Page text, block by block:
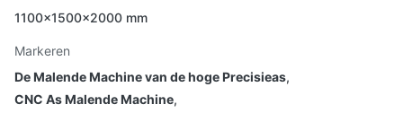
1100×1500×2000 mm
Markeren
De Malende Machine van de hoge Precisieas,
CNC As Malende Machine,